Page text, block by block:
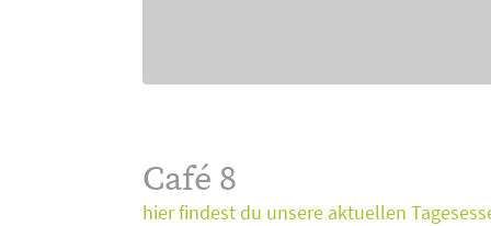
Café 8
hier findest du unsere aktuellen